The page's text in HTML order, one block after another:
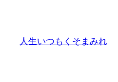
人生いつもくそまみれ